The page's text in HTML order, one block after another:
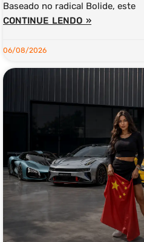
Baseado no radical Bolide, este
CONTINUE LENDO »
06/08/2026